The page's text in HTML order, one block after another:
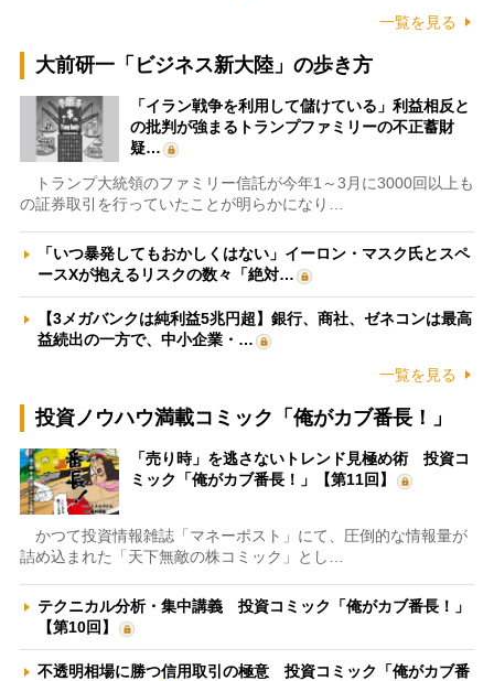
一覧を見る
大前研一「ビジネス新大陸」の歩き方
「イラン戦争を利用して儲けている」利益相反と
の批判が強まるトランプファミリーの不正蓄財
疑…
トランプ大統領のファミリー信託が今年1～3月に3000回以上も
の証券取引を行っていたことが明らかになり…
「いつ暴発してもおかしくはない」イーロン・マスク氏とスペ
ースXが抱えるリスクの数々「絶対…
【3メガバンクは純利益5兆円超】銀行、商社、ゼネコンは最高
益続出の一方で、中小企業・…
一覧を見る
投資ノウハウ満載コミック「俺がカブ番長！」
「売り時」を逃さないトレンド見極め術 投資コ
ミック「俺がカブ番長！」【第11回】
かつて投資情報雑誌「マネーポスト」にて、圧倒的な情報量が
詰め込まれた「天下無敵の株コミック」とし…
テクニカル分析・集中講義 投資コミック「俺がカブ番長！」
【第10回】
不透明相場に勝つ信用取引の極意 投資コミック「俺がカブ番